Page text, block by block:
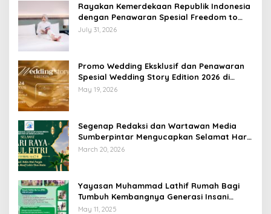
Rayakan Kemerdekaan Republik Indonesia
dengan Penawaran Spesial Freedom to
Relax di Holiday Inn Lampung Bukit Randu
July 31, 2026
Promo Wedding Eksklusif dan Penawaran
Spesial Wedding Story Edition 2026 di
Swiss-Belhotel Lampung
May 19, 2026
Segenap Redaksi dan Wartawan Media
Sumberpintar Mengucapkan Selamat Hari
Raya Idul Fitri 1447 Hijriyah / 2026 M
March 20, 2026
Yayasan Muhammad Lathif Rumah Bagi
Tumbuh Kembangnya Generasi Insani
Cerdas dan Berkarakter
May 11, 2025